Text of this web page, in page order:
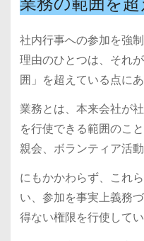
社内行事への参加を強
理由のひとつは、それ
囲」を超えている点にあ
業務とは、本来会社が
を行使できる範囲のこ
親会、ボランティア活
にもかかわらず、これ
い、参加を事実上義務
得ない権限を行使してい